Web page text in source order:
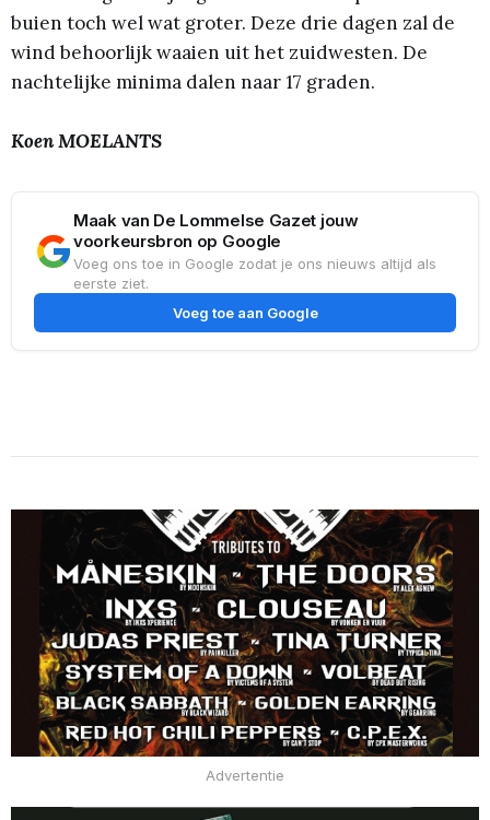
buien toch wel wat groter. Deze drie dagen zal de
wind behoorlijk waaien uit het zuidwesten. De
nachtelijke minima dalen naar 17 graden.
Koen MOELANTS
Maak van De Lommelse Gazet jouw
voorkeursbron op Google
Voeg ons toe in Google zodat je ons nieuws altijd als
eerste ziet.
Voeg toe aan Google
Advertentie